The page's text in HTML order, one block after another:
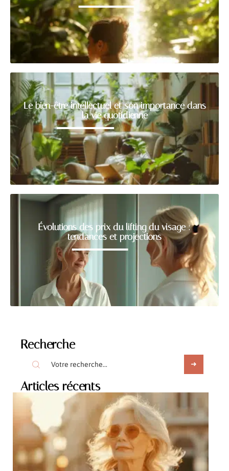
Le bien-être intellectuel et son importance dans
la vie quotidienne
Évolutions des prix du lifting du visage :
tendances et projections
Recherche
Articles récents